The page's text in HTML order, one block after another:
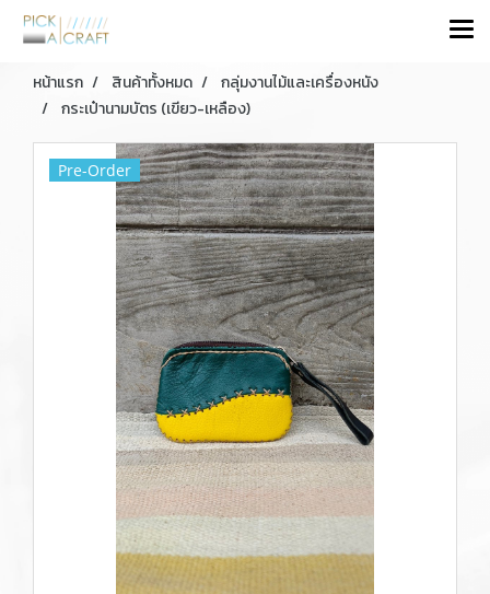
หน้าแรก สินค้าทั้งหมด
กลุ่มงานไม้และเครื่องหนัง
กระเป๋านามบัตร (เขียว-เหลือง)
Pre-Order